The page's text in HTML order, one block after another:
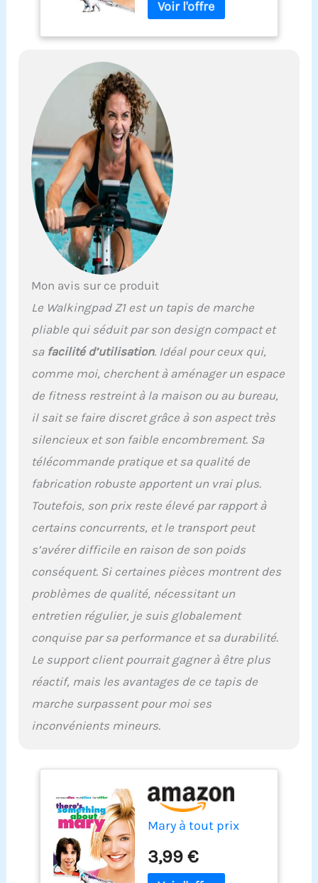
Mon avis sur ce produit
Le Walkingpad Z1 est un tapis de marche
pliable qui séduit par son design compact et
sa facilité d’utilisation. Idéal pour ceux qui,
comme moi, cherchent à aménager un espace
de fitness restreint à la maison ou au bureau,
il sait se faire discret grâce à son aspect très
silencieux et son faible encombrement. Sa
télécommande pratique et sa qualité de
fabrication robuste apportent un vrai plus.
Toutefois, son prix reste élevé par rapport à
certains concurrents, et le transport peut
s’avérer difficile en raison de son poids
conséquent. Si certaines pièces montrent des
problèmes de qualité, nécessitant un
entretien régulier, je suis globalement
conquise par sa performance et sa durabilité.
Le support client pourrait gagner à être plus
réactif, mais les avantages de ce tapis de
marche surpassent pour moi ses
inconvénients mineurs.
Mary à tout prix
3,99 €